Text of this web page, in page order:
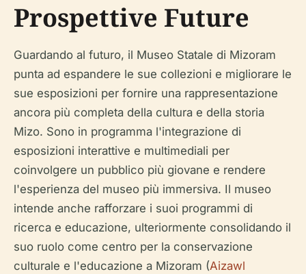
Prospettive Future
Guardando al futuro, il Museo Statale di Mizoram
punta ad espandere le sue collezioni e migliorare le
sue esposizioni per fornire una rappresentazione
ancora più completa della cultura e della storia
Mizo. Sono in programma l'integrazione di
esposizioni interattive e multimediali per
coinvolgere un pubblico più giovane e rendere
l'esperienza del museo più immersiva. Il museo
intende anche rafforzare i suoi programmi di
ricerca e educazione, ulteriormente consolidando il
suo ruolo come centro per la conservazione
culturale e l'educazione a Mizoram (Aizawl